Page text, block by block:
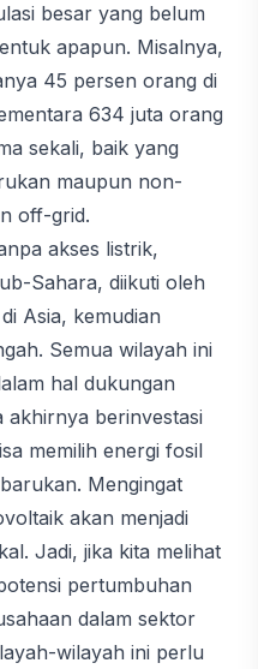
besar yang belum
apapun. Misalnya,
45 persen orang di
634 juta orang
sekali, baik yang
maupun non-
off-grid.
akses listrik,
Sahara, diikuti oleh
Asia, kemudian
Semua wilayah ini
hal dukungan
akhirnya berinvestasi
memilih energi fosil
Mengingat
akan menjadi
Jadi, jika kita melihat
pertumbuhan
dalam sektor
wilayah ini perlu